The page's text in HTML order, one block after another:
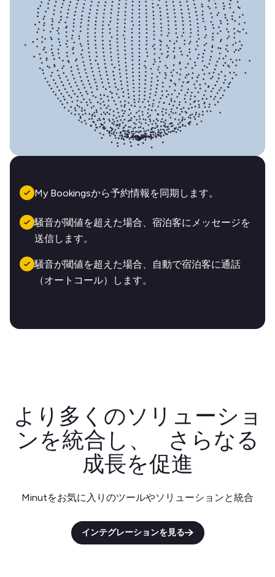
My Bookingsから予約情報を同期します。
騒音が閾値を超えた場合、宿泊客にメッセージを
送信します。
騒音が閾値を超えた場合、自動で宿泊客に通話
（オートコール）します。
より多くのソリューショ
ンを統合し、 さらなる
成長を促進
Minutをお気に入りのツールやソリューションと統合
インテグレーションを見る